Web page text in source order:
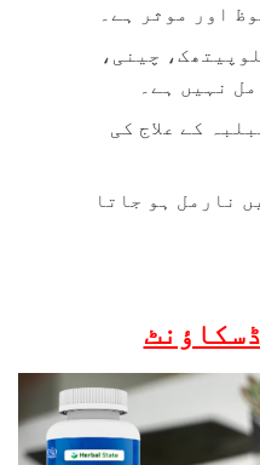
چینی،
نہیں ہے۔
کے علاج کی
20 دنوں میں نارمل ہو جاتا